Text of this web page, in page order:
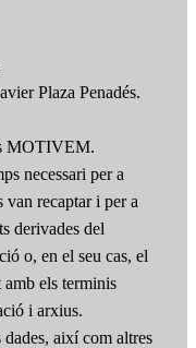
Plaza Penadés.
MOTIVEM.
necessari per a
recaptar i per a
derivades del
o, en el seu cas, el
els terminis
i arxius.
així com altres